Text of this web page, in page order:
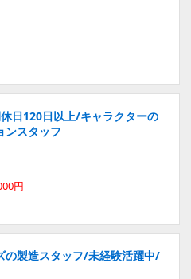
日120日以上/キャラクターの
ンスタッフ
円
の製造スタッフ/未経験活躍中/